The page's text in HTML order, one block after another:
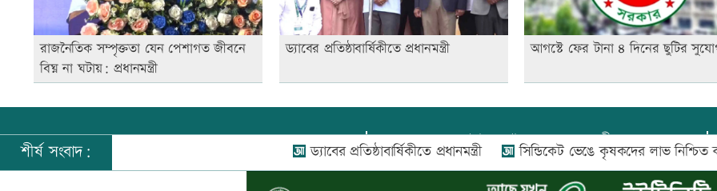
রাজনৈতিক সম্পৃক্ততা যেন পেশাগত জীবনে
বিঘ্ন না ঘটায়: প্রধানমন্ত্রী
ড্যাবের প্রতিষ্ঠাবার্ষিকীতে প্রধানমন্ত্রী আগস্টে ফের টানা ৪ দিনের ছুটির
প্রধান সম্পাদক:আফজাল বারী
প্রোমিতা আফরিন কর্তৃক সম্পাদিত ও প্রকাশিত
সি-৫০১, ৬ষ্ঠতলা, আল রাজী কমপ্লেক্স, ১৬৬-১৬৭
শীর্ষ সংবাদ: ড্যাবের প্রতিষ্ঠাবার্ষিকীতে প্রধানমন্ত্রী সিন্ডিকেট ভেঙে কৃষকদের লাভ নিশ্চিত করা